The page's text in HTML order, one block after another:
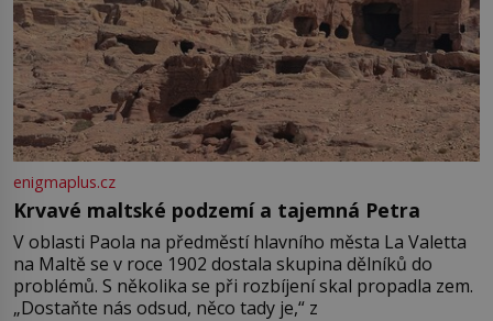
enigmaplus.cz
Krvavé maltské podzemí a tajemná Petra
V oblasti Paola na předměstí hlavního města La Valetta
na Maltě se v roce 1902 dostala skupina dělníků do
problémů. S několika se při rozbíjení skal propadla zem.
„Dostaňte nás odsud, něco tady je,“ z